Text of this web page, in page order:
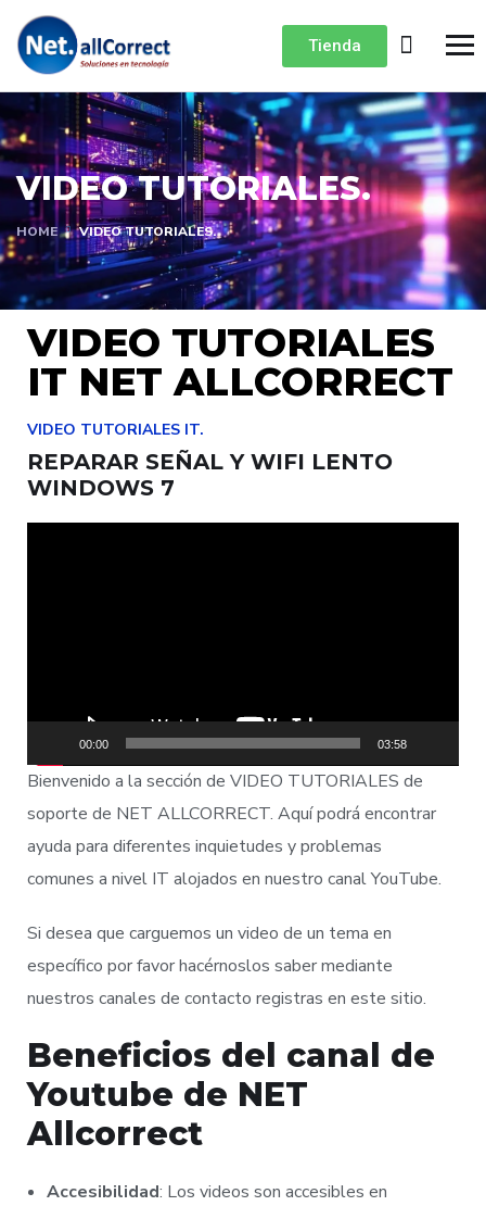
Tienda
VIDEO TUTORIALES.
HOME VIDEO TUTORIALES.
VIDEO TUTORIALES
IT NET ALLCORRECT
VIDEO TUTORIALES IT.
REPARAR SEÑAL Y WIFI LENTO
WINDOWS 7
00:00 03:58
Bienvenido a la sección de VIDEO TUTORIALES de
soporte de NET ALLCORRECT. Aquí podrá encontrar
ayuda para diferentes inquietudes y problemas
comunes a nivel IT alojados en nuestro canal YouTube.
Si desea que carguemos un video de un tema en
específico por favor hacérnoslos saber mediante
nuestros canales de contacto registras en este sitio.
Beneficios del canal de
Youtube de NET
Allcorrect
Accesibilidad: Los videos son accesibles en